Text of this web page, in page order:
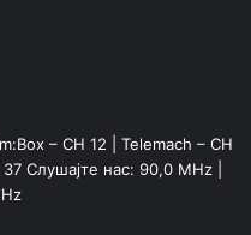
– CH 12 | Telemach – CH
Слушајте нас: 90,0 MHz |